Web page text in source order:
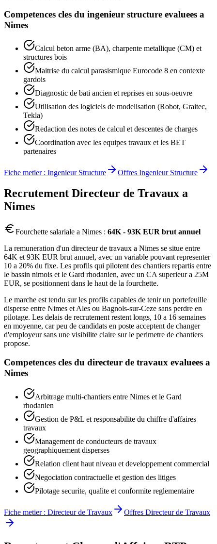
Competences cles du ingenieur structure evaluees a
Nimes
Calcul beton arme (BA), charpente metallique (CM) et
structures bois
Maitrise du calcul parasismique Eurocode 8 en contexte
gardois
Diagnostic de bati ancien et reprises en sous-oeuvre
Utilisation des logiciels de modelisation (Robot, Graitec,
Tekla)
Redaction des notes de calcul et descentes de charges
Coordination avec les equipes travaux et les BET
partenaires
Fiche metier : Ingenieur Structure Offres Ingenieur Structure
Recrutement Directeur de Travaux a
Nimes
Fourchette salariale a Nimes : 64K - 93K EUR brut annuel
La remuneration d'un directeur de travaux a Nimes se situe entre
64K et 93K EUR brut annuel, avec un variable pouvant representer
10 a 20% du fixe. Les profils qui pilotent des chantiers repartis entre
le bassin nimois et le Gard rhodanien, avec un CA superieur a 25M
EUR, se positionnent dans le haut de la fourchette.
Le marche est tendu sur les profils capables de tenir un portefeuille
disperse entre Nimes et Ales ou Bagnols-sur-Ceze sans perdre en
pilotage. Les delais de recrutement restent longs, 10 a 16 semaines
en moyenne, car peu de candidats en poste acceptent de changer
d'employeur sans une visibilite claire sur le perimetre de chantiers
propose.
Competences cles du directeur de travaux evaluees a
Nimes
Arbitrage multi-chantiers entre Nimes et le Gard
rhodanien
Gestion de P&L et responsabilite du chiffre d'affaires
travaux
Management de conducteurs de travaux
geographiquement disperses
Relation client haut niveau et developpement commercial
Negociation contractuelle et gestion des litiges
Pilotage securite, qualite et conformite reglementaire
Fiche metier : Directeur de Travaux Offres Directeur de Travaux